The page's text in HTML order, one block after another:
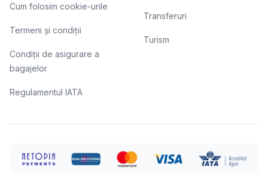
Cum folosim cookie-urile
Termeni și condiții
Condiții de asigurare a
bagajelor
Regulamentul IATA
Transferuri
Turism